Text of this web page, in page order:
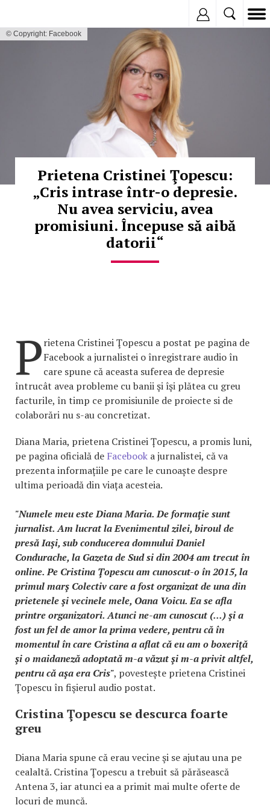
© Copyright: Facebook
Prietena Cristinei Ţopescu:
„Cris intrase într-o depresie.
Nu avea serviciu, avea
promisiuni. Începuse să aibă
datorii“
Prietena Cristinei Ţopescu a postat pe pagina de
Facebook a jurnalistei o înregistrare audio în
care spune că aceasta suferea de depresie
întrucât avea probleme cu banii şi îşi plătea cu greu
facturile, în timp ce promisiunile de proiecte si de
colaborări nu s-au concretizat.
Diana Maria, prietena Cristinei Țopescu, a promis luni,
pe pagina oficială de Facebook a jurnalistei, că va
prezenta informațiile pe care le cunoaște despre
ultima perioadă din viața acesteia.
"Numele meu este Diana Maria. De formaţie sunt
jurnalist. Am lucrat la Evenimentul zilei, biroul de
presă Iaşi, sub conducerea domnului Daniel
Condurache, la Gazeta de Sud si din 2004 am trecut în
online. Pe Cristina Ţopescu am cunoscut-o în 2015, la
primul marş Colectiv care a fost organizat de una din
prietenele şi vecinele mele, Oana Voicu. Ea se afla
printre organizatori. Atunci ne-am cunoscut (...) şi a
fost un fel de amor la prima vedere, pentru că în
momentul în care Cristina a aflat că eu am o boxeriţă
şi o maidaneză adoptată m-a văzut şi m-a privit altfel,
pentru că aşa era Cris", povestește prietena Cristinei
Ţopescu în fişierul audio postat.
Cristina Ţopescu se descurca foarte
greu
Diana Maria spune că erau vecine şi se ajutau una pe
cealaltă. Cristina Ţopescu a trebuit să părăsească
Antena 3, iar atunci ea a primit mai multe oferte de
locuri de muncă.